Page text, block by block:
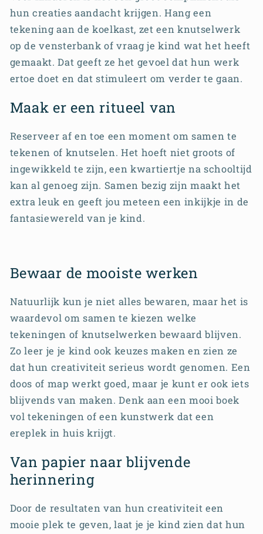
hun creaties aandacht krijgen. Hang een
tekening aan de koelkast, zet een knutselwerk
op de vensterbank of vraag je kind wat het heeft
gemaakt. Dat geeft ze het gevoel dat hun werk
ertoe doet en dat stimuleert om verder te gaan.
Maak er een ritueel van
Reserveer af en toe een moment om samen te
tekenen of knutselen. Het hoeft niet groots of
ingewikkeld te zijn, een kwartiertje na schooltijd
kan al genoeg zijn. Samen bezig zijn maakt het
extra leuk en geeft jou meteen een inkijkje in de
fantasiewereld van je kind.
Bewaar de mooiste werken
Natuurlijk kun je niet alles bewaren, maar het is
waardevol om samen te kiezen welke
tekeningen of knutselwerken bewaard blijven.
Zo leer je je kind ook keuzes maken en zien ze
dat hun creativiteit serieus wordt genomen. Een
doos of map werkt goed, maar je kunt er ook iets
blijvends van maken. Denk aan een mooi boek
vol tekeningen of een kunstwerk dat een
ereplek in huis krijgt.
Van papier naar blijvende
herinnering
Door de resultaten van hun creativiteit een
mooie plek te geven, laat je je kind zien dat hun